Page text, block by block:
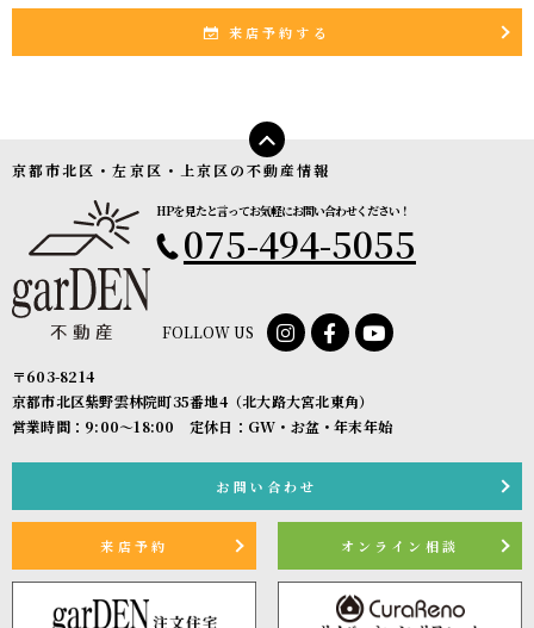
ルマガジンなどによる情報提供、お客様による購買の分析をして、当社の
事業運営を改善するために、個人データ（お客様が指定された他の方の宛
４．お客様情報の第三者への開示・提供
当社は、前項3．の利用目的に記載した場合及び以下のいずれかに該当す
る場合を除き、お客さま情報を第三者へ開示又は提供いたしません。
(1) ご本人の同意がある場合
(2) 法令に基づき開示・提供を求められた場合
(3) 人の生命、身体又は財産の保護のために必要な場合であって、お客さ
まの同意を得ることが困難である場合
場合であって、お客さまの同意を得ることが困難である場合
(5) 国又は地方公共団体等が公的な事務を実施する上で、協力する必要が
ある場合であって、お客さまの同意を得ることにより当該事務の遂行に支
障を及ぼすおそれがある場合
(6) 次項5．に掲げる者に対して提供する場合
希望される場合には、お申し出いただいた方がご本人であることを確認し
た上で、合理的な期間及び範囲で回答いたします。
来店予約する
京都市北区・左京区・上京区の不動産情報
FOLLOW US
HPを見たと言ってお気軽にお問い合わせください！
075-494-5055
〒603-8214
京都市北区紫野雲林院町35番地4（北大路大宮北東角）
営業時間：9:00〜18:00 定休日：GW・お盆・年末年始
お問い合わせ
来店予約 オンライン相談